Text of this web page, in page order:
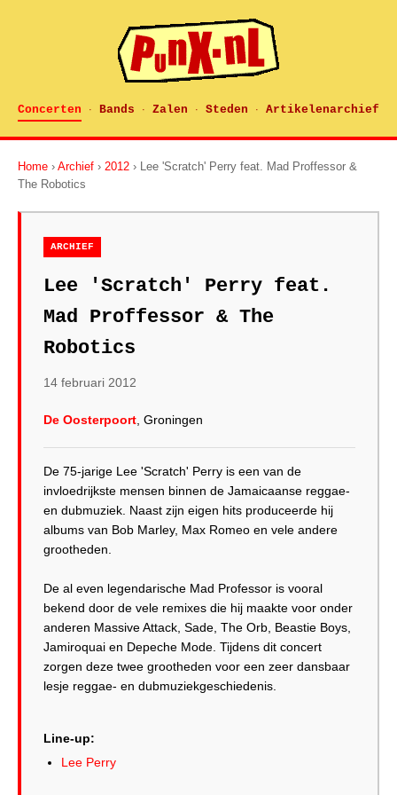
Concerten · Bands · Zalen · Steden · Artikelenarchief
Home › Archief › 2012 › Lee 'Scratch' Perry feat. Mad Proffessor &
The Robotics
ARCHIEF
Lee 'Scratch' Perry feat.
Mad Proffessor & The
Robotics
14 februari 2012
De Oosterpoort , Groningen
De 75-jarige Lee 'Scratch' Perry is een van de
invloedrijkste mensen binnen de Jamaicaanse reggae-
en dubmuziek. Naast zijn eigen hits produceerde hij
albums van Bob Marley, Max Romeo en vele andere
grootheden.
De al even legendarische Mad Professor is vooral
bekend door de vele remixes die hij maakte voor onder
anderen Massive Attack, Sade, The Orb, Beastie Boys,
Jamiroquai en Depeche Mode. Tijdens dit concert
zorgen deze twee grootheden voor een zeer dansbaar
lesje reggae- en dubmuziekgeschiedenis.
Line-up:
Lee Perry